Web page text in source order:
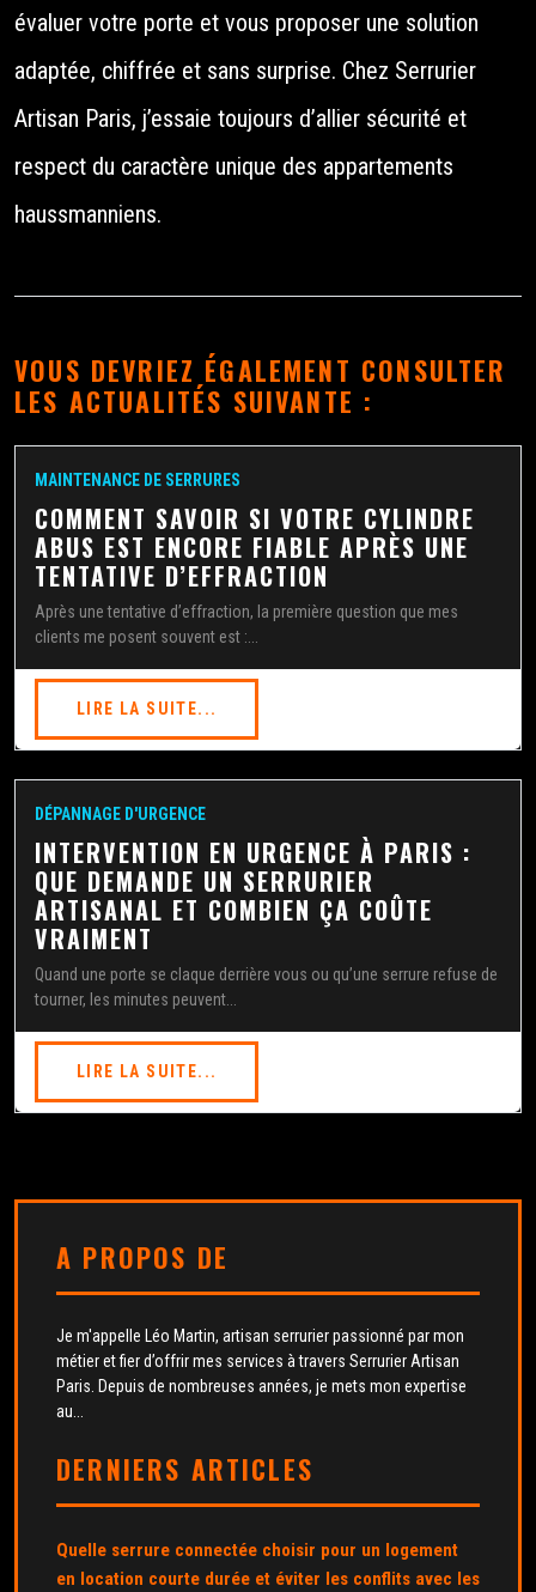
évaluer votre porte et vous proposer une solution
adaptée, chiffrée et sans surprise. Chez Serrurier
Artisan Paris, j’essaie toujours d’allier sécurité et
respect du caractère unique des appartements
haussmanniens.
VOUS DEVRIEZ ÉGALEMENT CONSULTER
LES ACTUALITÉS SUIVANTE :
MAINTENANCE DE SERRURES
COMMENT SAVOIR SI VOTRE CYLINDRE
ABUS EST ENCORE FIABLE APRÈS UNE
TENTATIVE D’EFFRACTION
Après une tentative d’effraction, la première question que mes
clients me posent souvent est :...
LIRE LA SUITE...
DÉPANNAGE D'URGENCE
INTERVENTION EN URGENCE À PARIS :
QUE DEMANDE UN SERRURIER
ARTISANAL ET COMBIEN ÇA COÛTE
VRAIMENT
Quand une porte se claque derrière vous ou qu’une serrure refuse de
tourner, les minutes peuvent...
LIRE LA SUITE...
A PROPOS DE
Je m'appelle Léo Martin, artisan serrurier passionné par mon
métier et fier d’offrir mes services à travers Serrurier Artisan
Paris. Depuis de nombreuses années, je mets mon expertise
au...
DERNIERS ARTICLES
Quelle serrure connectée choisir pour un logement
en location courte durée et éviter les conflits avec les